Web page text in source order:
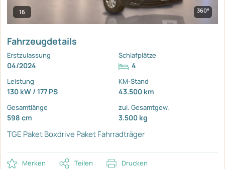
16 360°
Fahrzeugdetails
Erstzulassung
04/2024
Schlafplätze
4
Leistung
130 kW / 177 PS
KM-Stand
43.500 km
Gesamtlänge
598 cm
zul. Gesamtgew.
3.500 kg
TGE PaketBoxdrive PaketFahrradträger
Merken Teilen Drucken